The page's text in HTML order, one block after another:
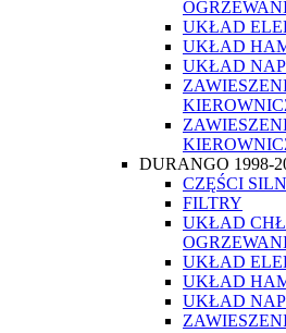
UKŁAD
UKŁAD
UKŁAD
DURANGO 1998-
CZĘŚCI
FILTRY
UKŁAD
UKŁAD
UKŁAD
UKŁAD